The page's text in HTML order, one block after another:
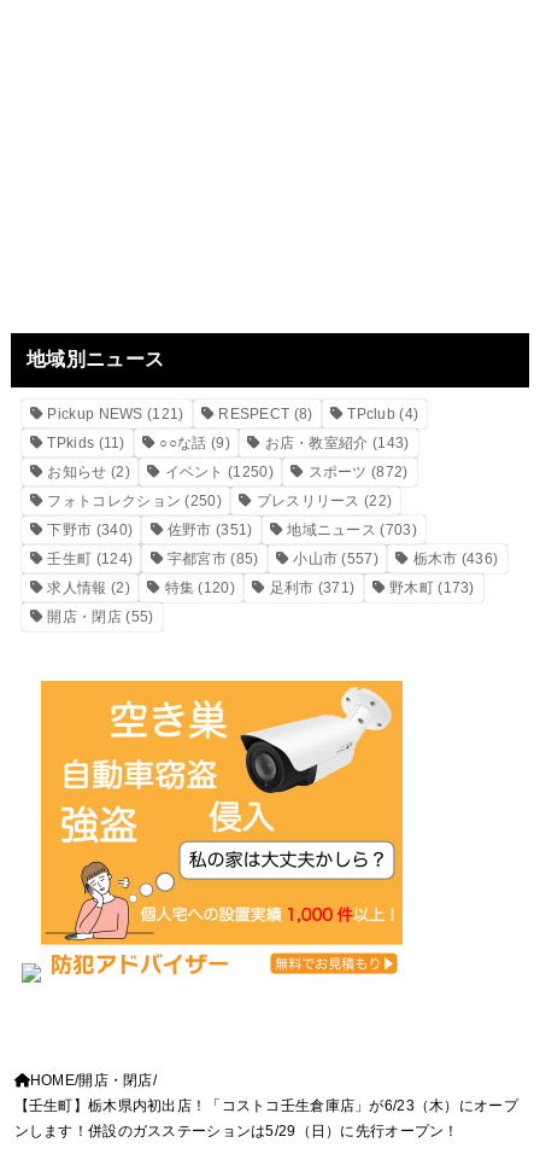
地域別ニュース
Pickup NEWS (121) RESPECT (8) TPclub (4)
TPkids (11) ○○な話 (9) お店・教室紹介 (143)
お知らせ (2) イベント (1250) スポーツ (872)
フォトコレクション (250) プレスリリース (22)
下野市 (340) 佐野市 (351) 地域ニュース (703)
壬生町 (124) 宇都宮市 (85) 小山市 (557) 栃木市 (436)
求人情報 (2) 特集 (120) 足利市 (371) 野木町(173)
開店・閉店(55)
HOME 開店・閉店
【壬生町】栃木県内初出店！「コストコ壬生倉庫店」が6/23（木）にオープ
ンします！併設のガスステーションは5/29（日）に先行オープン！